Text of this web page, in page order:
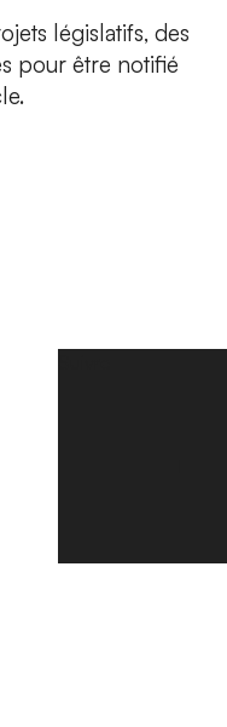
législatifs, des
pour être notifié